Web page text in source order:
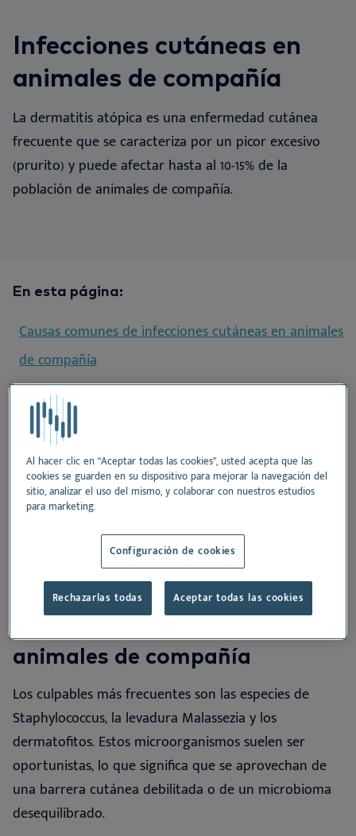
ES
Dansk
English
Français
Nederlands
Infecciones cutáneas en
animales de compañía
La dermatitis atópica es una enfermedad cutánea
frecuente que se caracteriza por un picor excesivo
(prurito) y puede afectar hasta al 10-15% de la
población de animales de compañía.
En esta página:
Causas comunes de infecciones cutáneas en animales
de compañía
La relación entre las infecciones cutáneas y las
alergias
La importancia de la prevención
Selección de productos para infecciones cutáneas
Causas comunes de
animales de compañía
Los culpables más frecuentes son las especies de
Staphylococcus, la levadura Malassezia y los
dermatofitos. Estos microorganismos suelen ser
oportunistas, lo que significa que se aprovechan de
una barrera cutánea debilitada o de un microbioma
desequilibrado.
Al hacer clic en “Aceptar todas las cookies”, usted acepta que las
cookies se guarden en su dispositivo para mejorar la navegación del
sitio, analizar el uso del mismo, y colaborar con nuestros estudios
para marketing.
Configuración de cookies
Rechazarlas todas Aceptar todas las cookies